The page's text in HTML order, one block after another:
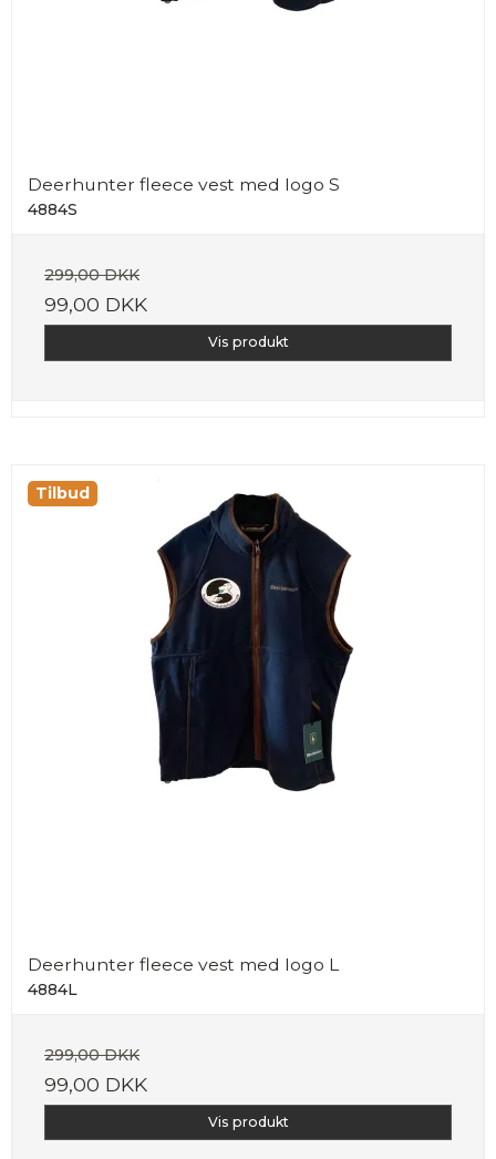
Deerhunter fleece vest med logo S
4884S
299,00 DKK
99,00 DKK
Vis produkt
Tilbud
Deerhunter fleece vest med logo L
4884L
299,00 DKK
99,00 DKK
Vis produkt